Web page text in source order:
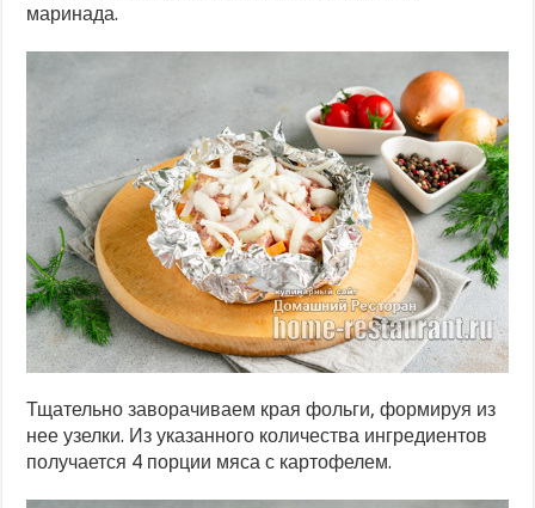
маринада.
Тщательно заворачиваем края фольги, формируя из
нее узелки. Из указанного количества ингредиентов
получается 4 порции мяса с картофелем.